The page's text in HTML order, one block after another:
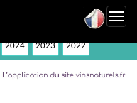
2024 2023 2022